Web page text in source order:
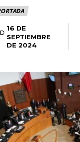
16 DE
SEPTIEMBRE
DE 2024